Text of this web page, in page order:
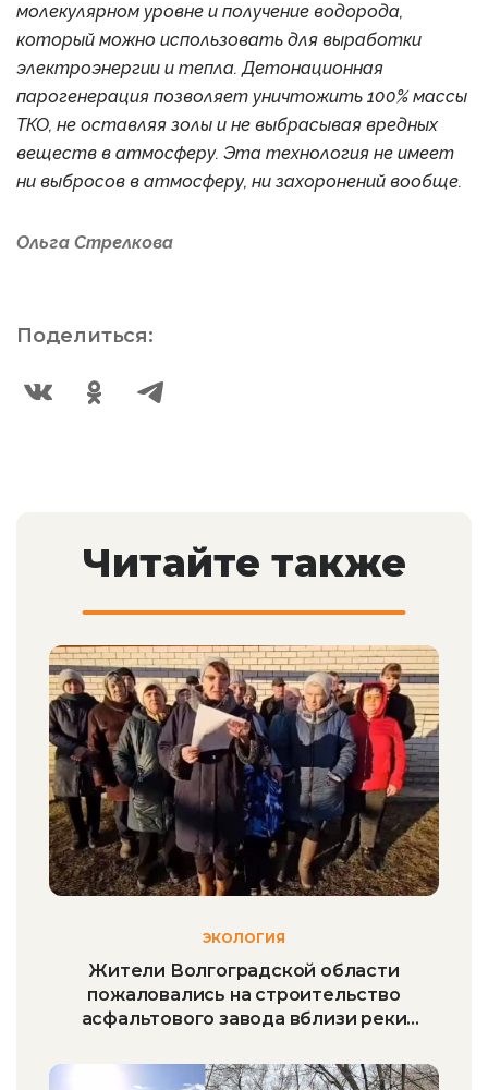
молекулярном уровне и получение водорода,
который можно использовать для выработки
электроэнергии и тепла. Детонационная
парогенерация позволяет уничтожить 100% массы
ТКО, не оставляя золы и не выбрасывая вредных
веществ в атмосферу. Эта технология не имеет
ни выбросов в атмосферу, ни захоронений вообще.
Ольга Стрелкова
Поделиться:
Читайте также
ЭКОЛОГИЯ
Жители Волгоградской области
пожаловались на строительство
асфальтового завода вблизи реки